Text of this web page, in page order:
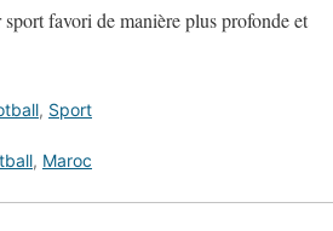
favori de manière plus profonde et
, Sport
, Maroc